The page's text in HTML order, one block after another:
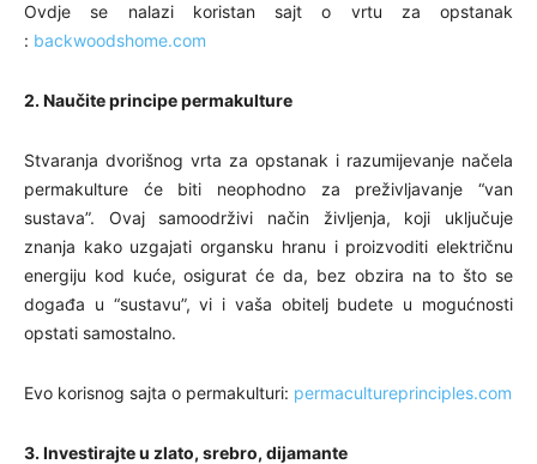
Ovdje se nalazi koristan sajt o vrtu za opstanak
: backwoodshome.com
2. Naučite principe permakulture
Stvaranja dvorišnog vrta za opstanak i razumijevanje načela
permakulture će biti neophodno za preživljavanje “van
sustava”. Ovaj samoodrživi način življenja, koji uključuje
znanja kako uzgajati organsku hranu i proizvoditi električnu
energiju kod kuće, osigurat će da, bez obzira na to što se
događa u “sustavu”, vi i vaša obitelj budete u mogućnosti
opstati samostalno.
Evo korisnog sajta o permakulturi: permacultureprinciples.com
3. Investirajte u zlato, srebro, dijamante